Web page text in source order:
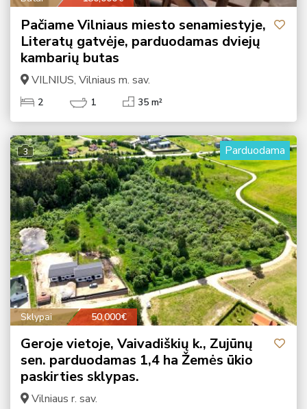
Pačiame Vilniaus miesto senamiestyje,
Literatų gatvėje, parduodamas dviejų
kambarių butas
VILNIUS, Vilniaus m. sav.
2 1 35 m²
3 Parduodama
Sklypai 50,000€
Geroje vietoje, Vaivadiškių k., Zujūnų
sen. parduodamas 1,4 ha Žemės ūkio
paskirties sklypas.
Vilniaus r. sav.